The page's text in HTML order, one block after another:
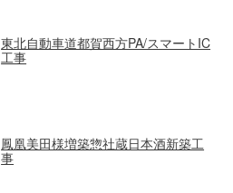
東北自動車道都賀西方PA/スマートIC
工事
鳳凰美田様増築惣社蔵日本酒新築工
事